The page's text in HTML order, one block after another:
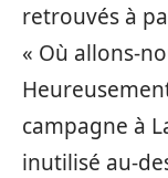
retrouvés à
« Où allons-
campagne à
inutilisé au-